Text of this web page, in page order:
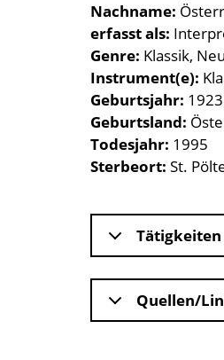
Nachname
erfasst als
Genre Klassik
Instrument(e)
Geburtsjahr 1923
Geburtsland
Todesjahr 1995
Sterbeort St.
Tätigkeiten
Quellen/